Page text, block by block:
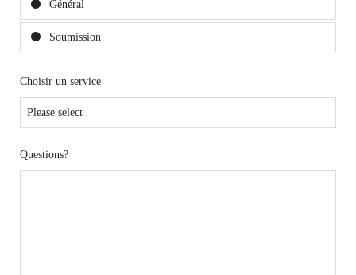
Général
Soumission
Choisir un service
Questions?